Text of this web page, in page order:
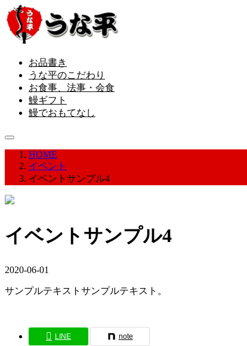
お品書き
うな平のこだわり
お食事、法事・会食
鰻ギフト
鰻でおもてなし
HOME
イベント
イベントサンプル4
イベントサンプル4
2020-06-01
サンプルテキストサンプルテキスト。
LINE note